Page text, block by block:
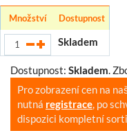
Množství Dostupnost
Skladem
Dostupnost: Skladem
Pro zobrazení cen na
nutná registrace , po
dispozici kompletní